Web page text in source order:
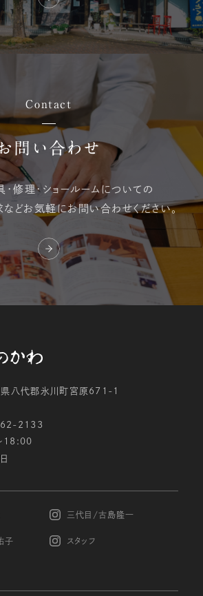
Contact
問い合わせ
修理・ ショールームについての
などお気軽にお問い合わせください。
八代郡氷川町宮原671-1
62-2133
18:00
三代目/古島隆一
子 スタッフ